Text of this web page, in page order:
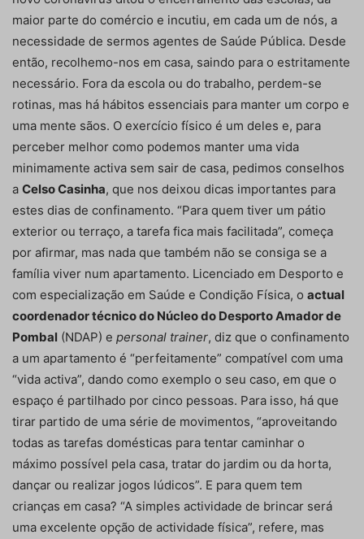
maior parte do comércio e incutiu, em cada um de nós, a
necessidade de sermos agentes de Saúde Pública. Desde
então, recolhemo-nos em casa, saindo para o estritamente
necessário. Fora da escola ou do trabalho, perdem-se
rotinas, mas há hábitos essenciais para manter um corpo e
uma mente sãos. O exercício físico é um deles e, para
perceber melhor como podemos manter uma vida
minimamente activa sem sair de casa, pedimos conselhos
a Celso Casinha, que nos deixou dicas importantes para
estes dias de confinamento. “Para quem tiver um pátio
exterior ou terraço, a tarefa fica mais facilitada”, começa
por afirmar, mas nada que também não se consiga se a
família viver num apartamento. Licenciado em Desporto e
com especialização em Saúde e Condição Física, o actual
coordenador técnico do Núcleo do Desporto Amador de
Pombal (NDAP) e personal trainer, diz que o confinamento
a um apartamento é “perfeitamente” compatível com uma
“vida activa”, dando como exemplo o seu caso, em que o
espaço é partilhado por cinco pessoas. Para isso, há que
tirar partido de uma série de movimentos, “aproveitando
todas as tarefas domésticas para tentar caminhar o
máximo possível pela casa, tratar do jardim ou da horta,
dançar ou realizar jogos lúdicos”. E para quem tem
crianças em casa? “A simples actividade de brincar será
uma excelente opção de actividade física”, refere, mas